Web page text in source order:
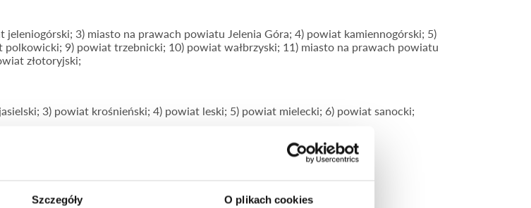
Szczegóły O plikach cookies
3) miasto na prawach powiatu Jelenia Góra; 4) powiat kamiennogórski; 5)
9) powiat trzebnicki; 10) powiat wałbrzyski; 11) miasto na prawach powiatu
złotoryjski;
3) powiat krośnieński; 4) powiat leski; 5) powiat mielecki; 6) powiat sanocki;